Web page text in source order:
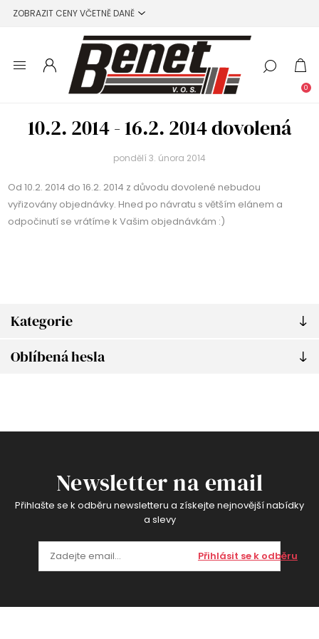
0
Kategorie
Oblíbená hesla
10.2. 2014 - 16.2. 2014 dovolená
pondělí 3. února 2014
Od 10.2. 2014 do 16.2. 2014 z důvodu dovolené nebudou
vyřizovány objednávky. Hned po návratu s větším elánem a
odpočinutí se vrátíme k Vašim objednávkám :)
Newsletter na email
Přihlašte se k odběru newsletteru a získejte nejnovější nabídky
a slevy
Přihlásit se k odběru